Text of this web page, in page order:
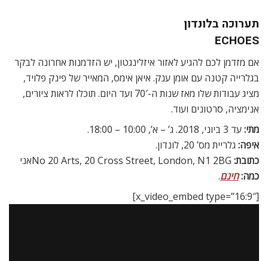
תערוכה בלונדון
ECHOES
אם מזדמן לכם להגיע לאזור איזלינגטון, יש הזדמנות אחרונה לבקר
בגלרייה קטנה עם אומן ענק. איאן אימס, המאייר של פינק פלויד,
מציג עבודות שלו מאז שנות ה-70′ ועד היום. תוכלו לראות ציורים,
אנימציה, סרטונים ועוד.
מתי:עד 3 ביוני, 2018. ג’ – א’, 10:00 – 18:00.
איפה: גלריית מס’ 20, לונדון.
כתובת:
כמה:חינם.
[x_video_embed type=”16:9″]